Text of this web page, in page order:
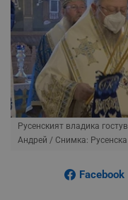
Русенският владика
Андрей / Снимка:
Facebook